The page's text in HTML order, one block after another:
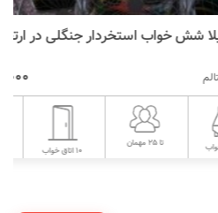
جنگلی در ارتفاعات رامسر